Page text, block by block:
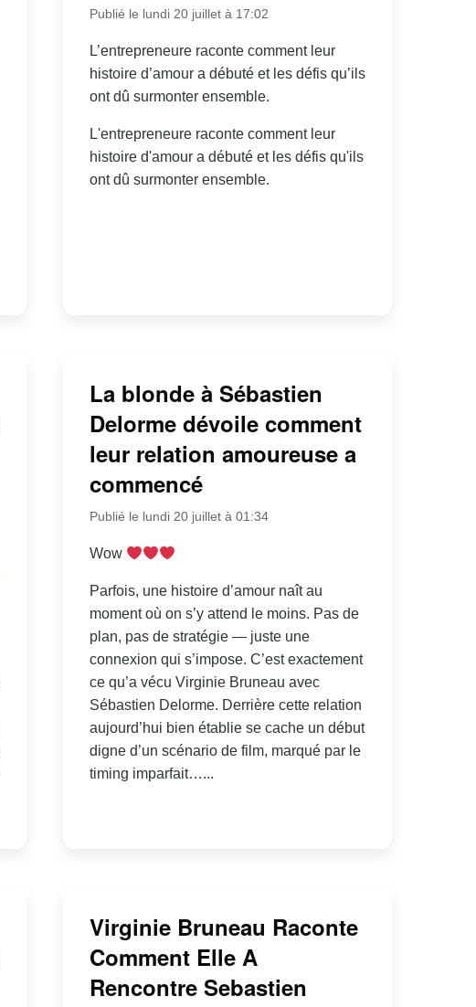
Publié le lundi 20 juillet à 17:02
L’entrepreneure raconte comment leur
histoire d’amour a débuté et les défis qu’ils
ont dû surmonter ensemble.
L'entrepreneure raconte comment leur
histoire d'amour a débuté et les défis qu'ils
ont dû surmonter ensemble.
La blonde à Sébastien
Delorme dévoile comment
leur relation amoureuse a
commencé
Publié le lundi 20 juillet à 01:34
Wow
Parfois, une histoire d’amour naît au
moment où on s’y attend le moins. Pas de
plan, pas de stratégie — juste une
connexion qui s’impose. C’est exactement
ce qu’a vécu Virginie Bruneau avec
Sébastien Delorme. Derrière cette relation
aujourd’hui bien établie se cache un début
digne d’un scénario de film, marqué par le
timing imparfait…...
Virginie Bruneau Raconte
Comment Elle A
Rencontre Sebastien